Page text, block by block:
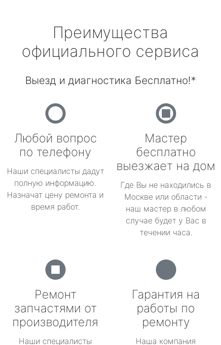
Преимущества
официального сервиса
Выезд и диагностика Бесплатно!*
Любой вопрос
по телефону
Наши специалисты дадут
полную информацию.
Назначат цену ремонта и
время работ.
Мастер
бесплатно
выезжает на дом
Где Вы не находились в
Москве или области -
наш мастер в любом
случае будет у Вас в
течении часа.
Ремонт
запчастями от
производителя
Наши специалисты
Гарантия на
работы по
ремонту
Наша компания